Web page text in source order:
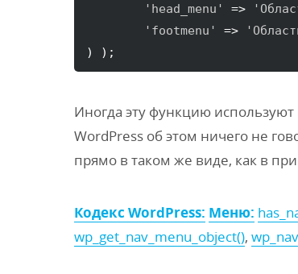
'head_menu'
=>
'footmenu'
=>
)
) ;
Иногда эту функцию используют
WordPress об этом ничего не
прямо в таком же виде, как в
Кодекс WordPress: Меню:
wp_get_nav_menu_object(),